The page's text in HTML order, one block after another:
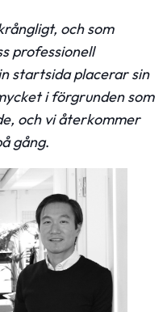
och som
professionell
startsida placerar sin
i förgrunden som
och vi återkommer
gång.